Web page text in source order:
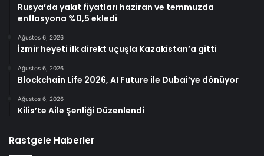
Rusya’da yakıt fiyatları haziran ve temmuzda
enflasyona %0,5 ekledi
Ağustos 6, 2026
İzmir heyeti ilk direkt uçuşla Kazakistan’a gitti
Ağustos 6, 2026
Blockchain Life 2026, AI Future ile Dubai’ye dönüyor
Ağustos 6, 2026
Kilis’te Aile Şenliği Düzenlendi
Rastgele Haberler